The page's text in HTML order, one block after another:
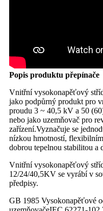
Popis produktu přepínače
Vnitřní vysokonapěťový
jako podpůrný produkt pro
proudu 3 ~ 40,5 kV a 50
nebo jako uzemňovač pro
zařízení.Vyznačuje se
nízkou hmotností,
dobrou tepelnou stabilitou a
Vnitřní vysokonapěťový
12/24/40,5KV se vyrábí v
předpisy.
GB 1985 Vysokonapěťové